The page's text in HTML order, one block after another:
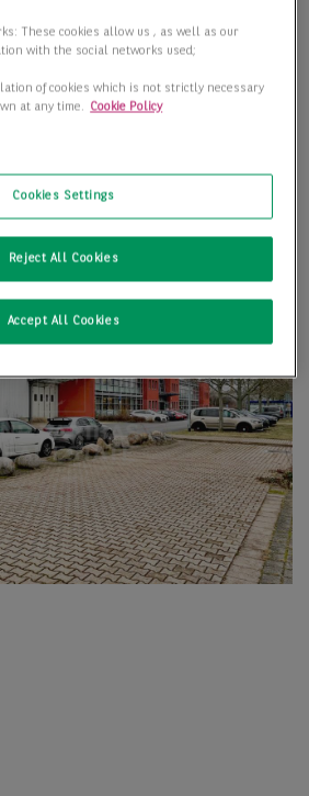
These cookies allow us , as well as our
with the social networks used;
of cookies which is not strictly necessary
at any time. Cookie Policy
Cookies Settings
Reject All Cookies
Accept All Cookies